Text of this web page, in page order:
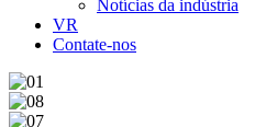
Notícias da indústria
VR
Contate-nos